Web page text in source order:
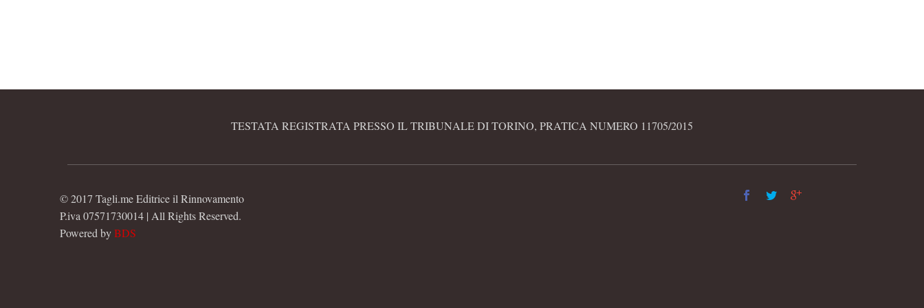
TESTATA REGISTRATA PRESSO IL TRIBUNALE DI TORINO, PRATICA NUMERO 11705/2015
© 2017 Tagli.me Editrice il Rinnovamento
P.iva 07571730014 | All Rights Reserved.
Powered byBDS